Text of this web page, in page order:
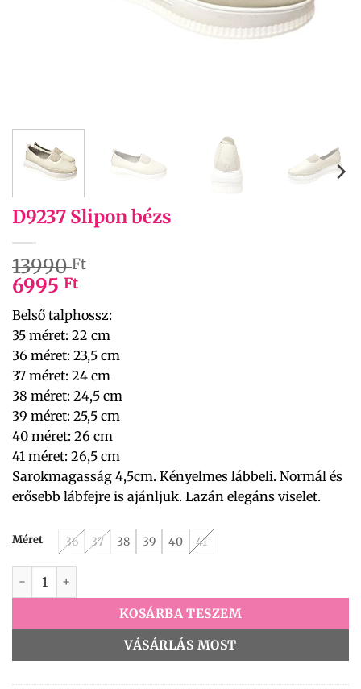
D9237 Slipon bézs
13990Ft
6995 Ft
Belső talphossz:
35 méret: 22 cm
36 méret: 23,5 cm
37 méret: 24 cm
38 méret: 24,5 cm
39 méret: 25,5 cm
40 méret: 26 cm
41 méret: 26,5 cm
Sarokmagasság 4,5cm. Kényelmes lábbeli. Normál és
erősebb lábfejre is ajánljuk. Lazán elegáns viselet.
Méret 36 37 38 39 40 41
D9237 Slipon bézs mennyiség
KOSÁRBA TESZEM
VÁSÁRLÁS MOST